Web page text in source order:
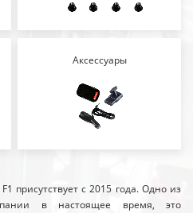
Аксессуары
присутствует с 2015 года. Одно из
в настоящее время, это